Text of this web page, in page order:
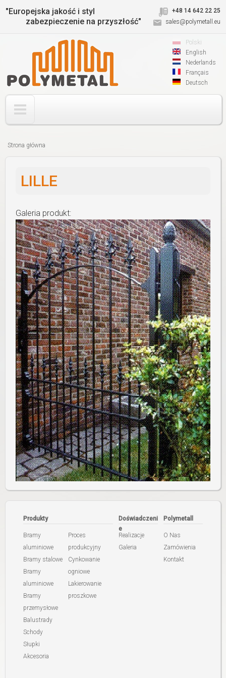
Jump to navigation
"Europejska jakość i styl
zabezpieczenie na przyszłość"
+48 14 642 22 25
sales@polymetall.eu
Polski
English
Nederlands
Français
Deutsch
tutaj
Strona główna
LILLE
Galeria produkt:
Produkty
Bramy
aluminiowe
Bramy stalowe
Bramy
aluminiowe
Bramy
przemysłowe
Balustrady
Schody
Słupki
Akcesoria
Proces
produkcyjny
Cynkowanie
ogniowe
Lakierowanie
proszkowe
Doświadczeni
e
Realizacje
Galeria
Polymetall
O Nas
Zamówienia
Kontakt